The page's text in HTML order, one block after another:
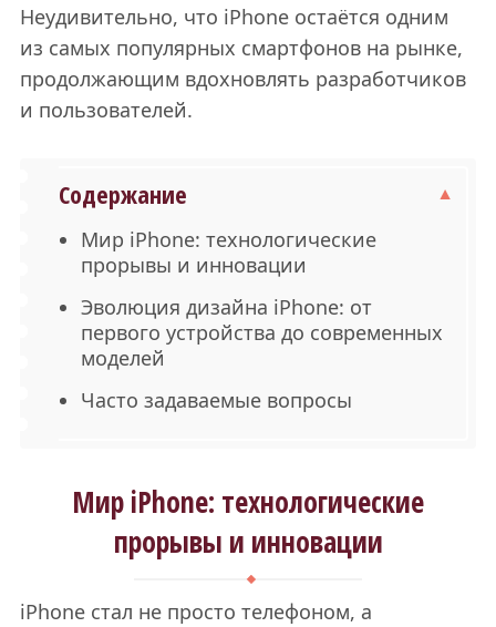
Неудивительно, что iPhone остаётся одним
из самых популярных смартфонов на рынке,
продолжающим вдохновлять разработчиков
и пользователей.
Содержание
Мир iPhone: технологические
прорывы и инновации
Эволюция дизайна iPhone: от
первого устройства до современных
моделей
Часто задаваемые вопросы
Мир iPhone: технологические
прорывы и инновации
iPhone стал не просто телефоном, а